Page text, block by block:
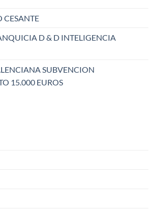
CESANTE
D & D INTELIGENCIA
SUBVENCION
15.000 EUROS